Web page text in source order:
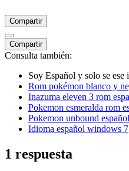
Compartir
Compartir
Consulta también:
Soy Español y solo se ese
Rom pokémon blanco y
Inazuma eleven 3 rom
Pokemon esmeralda rom
Pokemon unbound español
Idioma español windows 7
1 respuesta